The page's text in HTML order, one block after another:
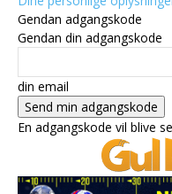
Gendan adgangskode
Gendan din adgangskode
din email
En adgangskode vil blive